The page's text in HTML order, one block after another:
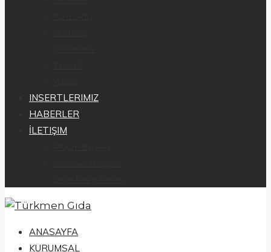
INSERTLERIMIZ
HABERLER
İLETIŞIM
ANASAYFA
KURUMSAL